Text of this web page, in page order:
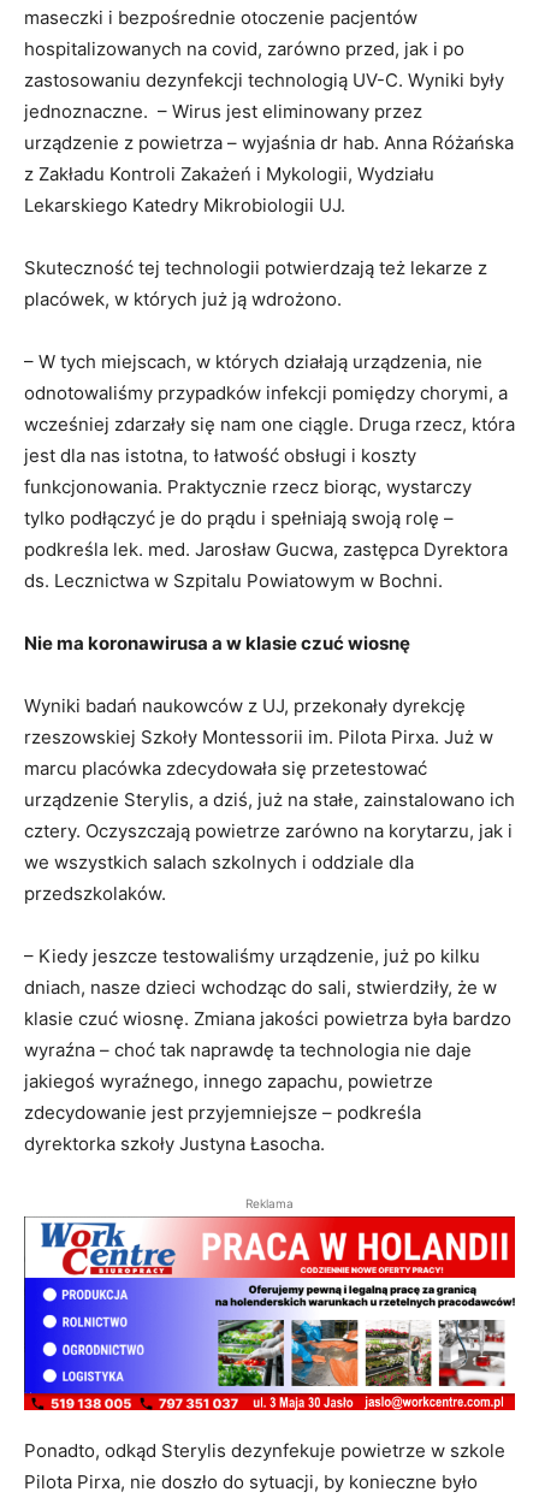
maseczki i bezpośrednie otoczenie pacjentów
hospitalizowanych na covid, zarówno przed, jak i po
zastosowaniu dezynfekcji technologią UV-C. Wyniki były
jednoznaczne. – Wirus jest eliminowany przez
urządzenie z powietrza – wyjaśnia dr hab. Anna Różańska
z Zakładu Kontroli Zakażeń i Mykologii, Wydziału
Lekarskiego Katedry Mikrobiologii UJ.
Skuteczność tej technologii potwierdzają też lekarze z
placówek, w których już ją wdrożono.
– W tych miejscach, w których działają urządzenia, nie
odnotowaliśmy przypadków infekcji pomiędzy chorymi, a
wcześniej zdarzały się nam one ciągle. Druga rzecz, która
jest dla nas istotna, to łatwość obsługi i koszty
funkcjonowania. Praktycznie rzecz biorąc, wystarczy
tylko podłączyć je do prądu i spełniają swoją rolę –
podkreśla lek. med. Jarosław Gucwa, zastępca Dyrektora
ds. Lecznictwa w Szpitalu Powiatowym w Bochni.
Nie ma koronawirusa a w klasie czuć wiosnę
Wyniki badań naukowców z UJ, przekonały dyrekcję
rzeszowskiej Szkoły Montessorii im. Pilota Pirxa. Już w
marcu placówka zdecydowała się przetestować
urządzenie Sterylis, a dziś, już na stałe, zainstalowano ich
cztery. Oczyszczają powietrze zarówno na korytarzu, jak i
we wszystkich salach szkolnych i oddziale dla
przedszkolaków.
– Kiedy jeszcze testowaliśmy urządzenie, już po kilku
dniach, nasze dzieci wchodząc do sali, stwierdziły, że w
klasie czuć wiosnę. Zmiana jakości powietrza była bardzo
wyraźna – choć tak naprawdę ta technologia nie daje
jakiegoś wyraźnego, innego zapachu, powietrze
zdecydowanie jest przyjemniejsze – podkreśla
dyrektorka szkoły Justyna Łasocha.
Reklama
Ponadto, odkąd Sterylis dezynfekuje powietrze w szkole
Pilota Pirxa, nie doszło do sytuacji, by konieczne było